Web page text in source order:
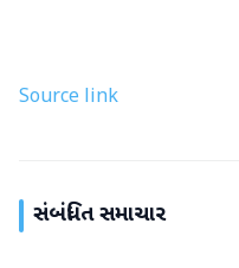
Source link
સંબંધિત સમાચાર